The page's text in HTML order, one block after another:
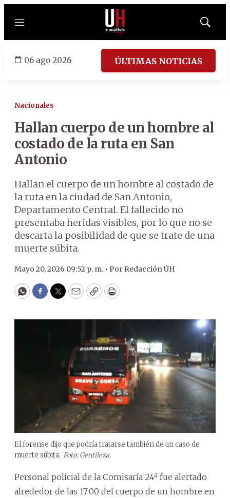
Menú
Mostrar
06 ago 2026 ÚLTIMAS NOTICIAS
Nacionales
Hallan cuerpo de un hombre al
costado de la ruta en San
Antonio
Hallan el cuerpo de un hombre al costado de
la ruta en la ciudad de San Antonio,
Departamento Central. El fallecido no
presentaba heridas visibles, por lo que no se
descarta la posibilidad de que se trate de una
muerte súbita.
Mayo 20, 2026 09:52 p. m. • Por Redacción ÚH
WhatsApp
Facebook
Twitter
EmailCopyPrint
El forense dijo que podría tratarse también de un caso de
muerte súbita. Foto: Gentileza.
Personal policial de la Comisaría 24ª fue alertado
alrededor de las 17:00 del cuerpo de un hombre en